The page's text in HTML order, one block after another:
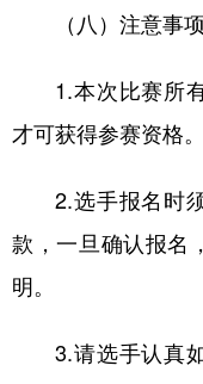
（八）注意事项
1.本次比赛所有
才可获得参赛资格。
2.选手报名时须
款，一旦确认报名
明。
3.请选手认真如